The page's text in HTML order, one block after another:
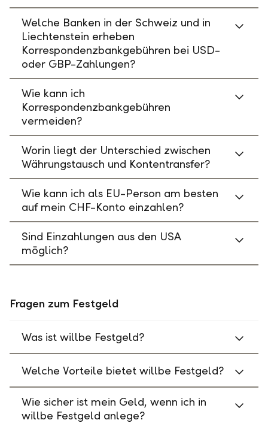
Welche Banken in der Schweiz und in
Liechtenstein erheben
Korrespondenzbankgebühren bei USD-
oder GBP-Zahlungen?
Wie kann ich
Korrespondenzbankgebühren
vermeiden?
Worin liegt der Unterschied zwischen
Währungstausch und Kontentransfer?
Wie kann ich als EU-Person am besten
auf mein CHF-Konto einzahlen?
Sind Einzahlungen aus den USA
möglich?
Fragen zum Festgeld
Was ist willbe Festgeld?
Welche Vorteile bietet willbe Festgeld?
Wie sicher ist mein Geld, wenn ich in
willbe Festgeld anlege?